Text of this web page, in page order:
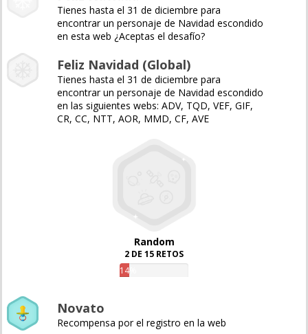
Tienes hasta el 31 de diciembre para
encontrar un personaje de Navidad escondido
en esta web ¿Aceptas el desafío?
Feliz Navidad (Global)
Tienes hasta el 31 de diciembre para
encontrar un personaje de Navidad escondido
en las siguientes webs: ADV, TQD, VEF, GIF,
CR, CC, NTT, AOR, MMD, CF, AVE
Random
2 DE 15 RETOS
14%
Novato
Recompensa por el registro en la web